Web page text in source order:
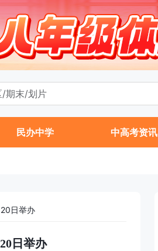
民办中学 中高考资讯
日举办
日举办